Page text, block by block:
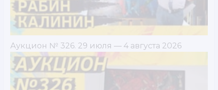
Аукцион № 326. 29 июля — 4 августа 2026